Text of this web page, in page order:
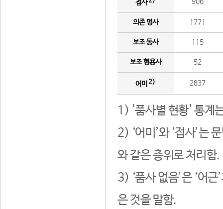
접사
의존 명사 1771
보조 동사 115
보조 형용사 52
어미 2) 2837
1) '품사별 현황' 통계
2) ‘어미’와 ‘접사’는
와 같은 층위로 처리함.
3) ‘품사 없음’은 ‘어
은 것을 말함.